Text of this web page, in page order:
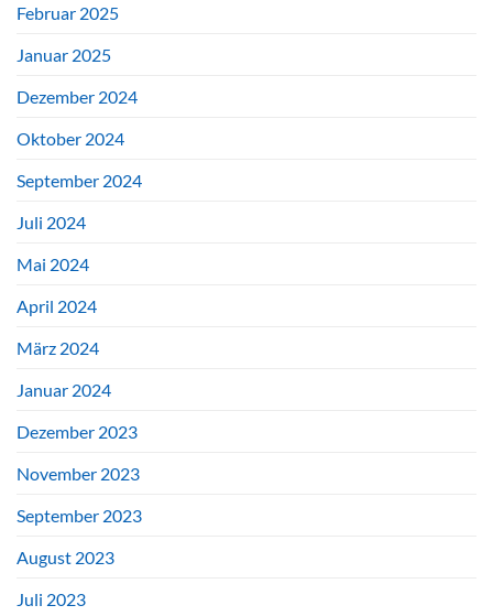
Februar 2025
Januar 2025
Dezember 2024
Oktober 2024
September 2024
Juli 2024
Mai 2024
April 2024
März 2024
Januar 2024
Dezember 2023
November 2023
September 2023
August 2023
Juli 2023